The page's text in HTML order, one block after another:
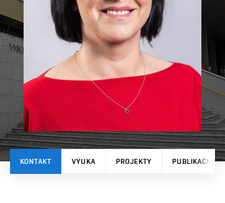
KONTAKT VÝUKA PROJEKTY PUBLIKAČNÍ